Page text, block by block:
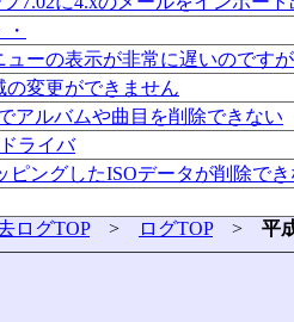
ューの表示が非常に遅いのですが
の変更ができません
アルバムや曲目を削除できない
ライバ
ピングしたISOデータが削除で
ログTOP> ログTOP> 平